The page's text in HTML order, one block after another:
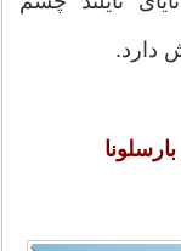
دارد.